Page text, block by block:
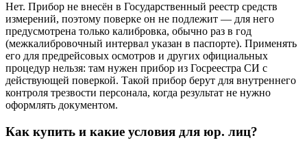
Нет. Прибор не внесён в Государственный реестр средств
измерений, поэтому поверке он не подлежит — для него
предусмотрена только калибровка, обычно раз в год
(межкалибровочный интервал указан в паспорте). Применять
его для предрейсовых осмотров и других официальных
процедур нельзя: там нужен прибор из Госреестра СИ с
действующей поверкой. Такой прибор берут для внутреннего
контроля трезвости персонала, когда результат не нужно
оформлять документом.
Как купить и какие условия для юр. лиц?